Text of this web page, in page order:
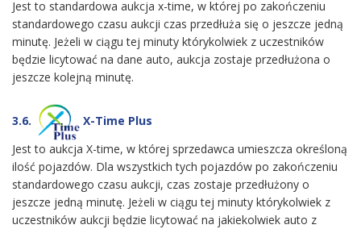
Jest to standardowa aukcja x-time, w której po zakończeniu
standardowego czasu aukcji czas przedłuża się o jeszcze jedną
minutę. Jeżeli w ciągu tej minuty którykolwiek z uczestników
będzie licytować na dane auto, aukcja zostaje przedłużona o
jeszcze kolejną minutę.
3.6.
X-Time Plus
Jest to aukcja X-time, w której sprzedawca umieszcza określoną
ilość pojazdów. Dla wszystkich tych pojazdów po zakończeniu
standardowego czasu aukcji, czas zostaje przedłużony o
jeszcze jedną minutę. Jeżeli w ciągu tej minuty którykolwiek z
uczestników aukcji będzie licytować na jakiekolwiek auto z